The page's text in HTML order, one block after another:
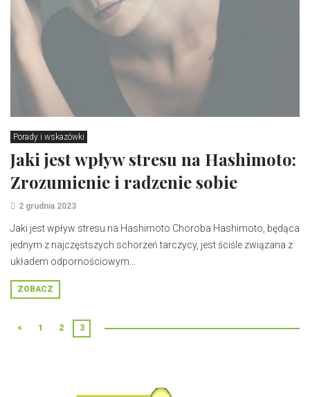
Porady i wskazówki
Jaki jest wpływ stresu na Hashimoto:
Zrozumienie i radzenie sobie
2 grudnia 2023
Jaki jest wpływ stresu na Hashimoto Choroba Hashimoto, będąca
jednym z najczęstszych schorzeń tarczycy, jest ściśle związana z
układem odpornościowym...
ZOBACZ
< 1 2 3